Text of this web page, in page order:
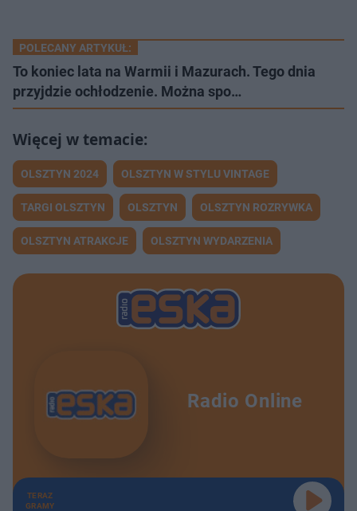
POLECANY ARTYKUŁ:
To koniec lata na Warmii i Mazurach. Tego dnia
przyjdzie ochłodzenie. Można spo…
OLSZTYN 2024 OLSZTYN W STYLU VINTAGE
TARGI OLSZTYN OLSZTYN OLSZTYN ROZRYWKA
OLSZTYN ATRAKCJE OLSZTYN WYDARZENIA
Radio Online
TERAZ
GRAMY